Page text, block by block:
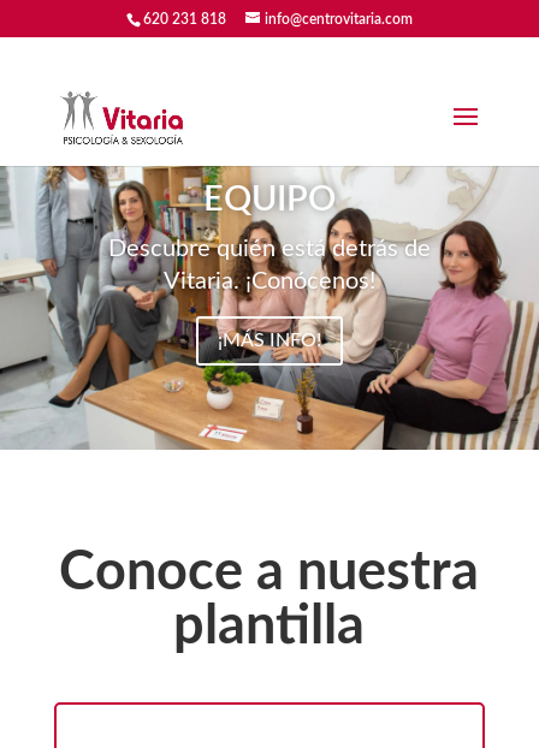
620 231 818 info@centrovitaria.com
EQUIPO
Descubre quién está detrás de
Vitaria. ¡Conócenos!
¡MÁS INFO!
Conoce a nuestra
plantilla